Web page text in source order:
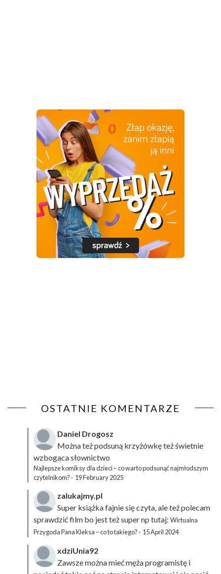
OSTATNIE KOMENTARZE
Daniel Drogosz
Można też podsuną krzyżówkęteż świetnie
wzbogaca słownictwo
Najlepsze komiksy dla dzieci – co warto podsunąć najmłodszym
czytelnikom? · 19 February 2025
zalukajmy.pl
Super książka fajnie się czyta, ale też polecam
sprawdzić film bo jest też super np tutaj: Wirtualna
Przygoda Pana Kleksa – co to takiego? · 15 April 2024
xdziUnia92
Zawsze można mieć męża programistę i